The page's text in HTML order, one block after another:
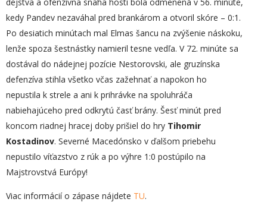
kedy Pandev nezaváhal pred brankárom a otvoril skóre – 0:1.
Po desiatich minútach mal Elmas šancu na zvýšenie náskoku,
lenže spoza šestnástky namieril tesne vedľa. V 72. minúte sa
dostával do nádejnej pozície Nestorovski, ale gruzínska
defenzíva stihla všetko včas zažehnať a napokon ho
nepustila k strele a ani k prihrávke na spoluhráča
nabiehajúceho pred odkrytú časť brány. Šesť minút pred
koncom riadnej hracej doby prišiel do hry Tihomir
Kostadinov. Severné Macedónsko v ďalšom priebehu
nepustilo víťazstvo z rúk a po výhre 1:0 postúpilo na
Majstrovstvá Európy!
Viac informácií o zápase nájdete TU.